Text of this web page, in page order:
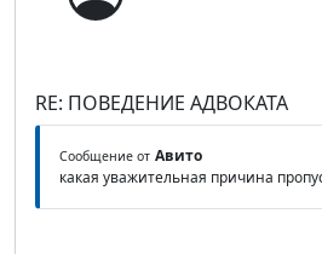
RE: ПОВЕДЕНИЕ АДВОКАТА
Сообщение от Авито
какая уважительная причина